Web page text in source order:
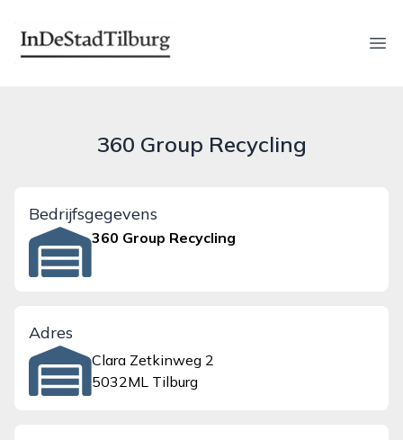
indestadtilburg.nl
360 Group Recycling
Bedrijfsgegevens
360 Group Recycling
Adres
Clara Zetkinweg 2
5032ML Tilburg